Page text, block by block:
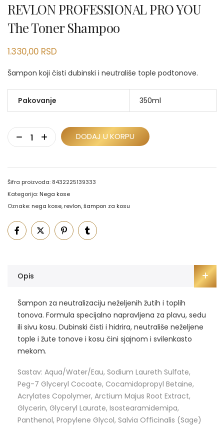
REVLON PROFESSIONAL PRO YOU
The Toner Shampoo
1.330,00 RSD
Šampon koji čisti dubinski i neutrališe tople podtonove.
Pakovanje 350ml
DODAJ U KORPU
Šifra proizvoda: 8432225139333
Kategorija: Nega kose
Oznake: nega kose, revlon,šampon za kosu
Opis
Šampon za neutralizaciju neželjenih žutih i toplih
tonova. Formula specijalno napravljena za plavu, sedu
ili sivu kosu. Dubinski čisti i hidrira, neutrališe neželjene
tople i žute tonove i kosu čini sjajnom i svilenkasto
mekom.
Sastav: Aqua/Water/Eau, Sodium Laureth Sulfate,
Peg-7 Glyceryl Cocoate, Cocamidopropyl Betaine,
Acrylates Copolymer, Arctium Majus Root Extract,
Glycerin, Glyceryl Laurate, Isostearamidemipa,
Panthenol, Propylene Glycol, Salvia Officinalis (Sage)